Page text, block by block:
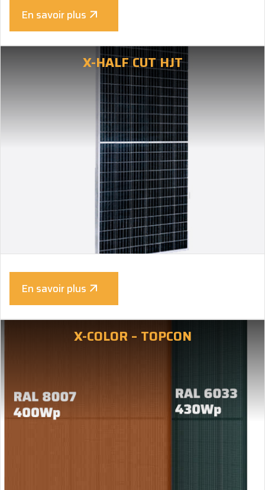
En savoir plus
X-HALF CUT HJT
En savoir plus
X-COLOR – TOPCON